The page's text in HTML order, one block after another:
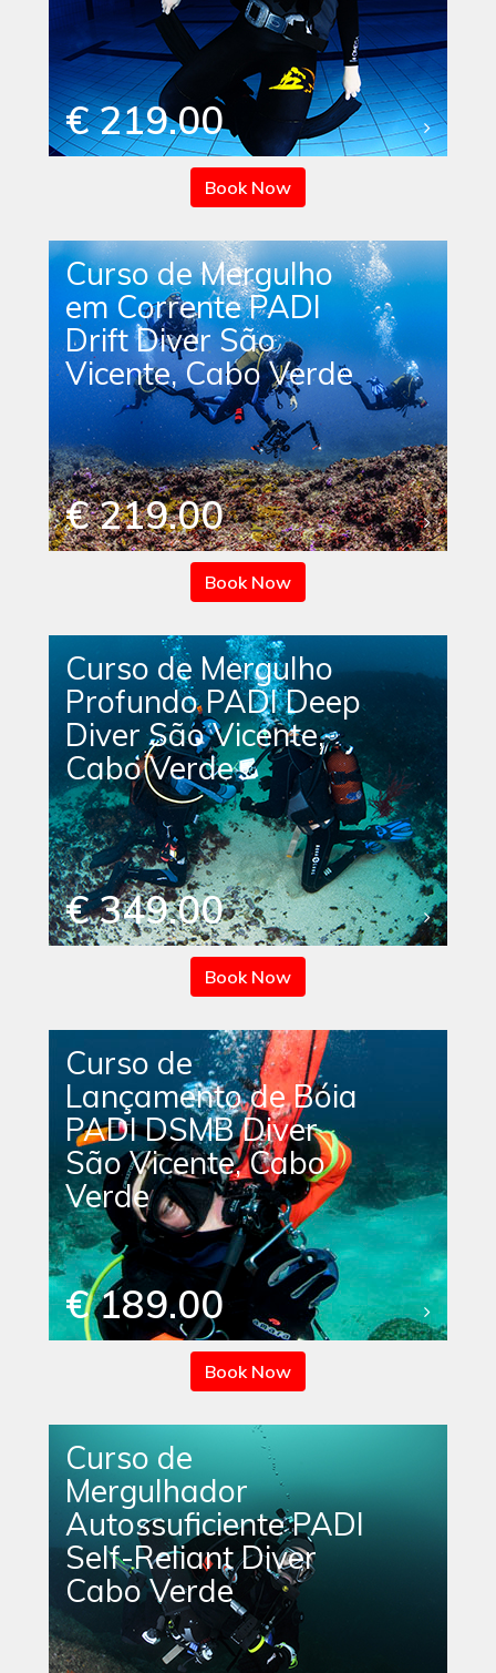
€ 219.00
Book Now
Curso de Mergulho
em Corrente PADI
Drift Diver São
Vicente, Cabo Verde
€ 219.00
Book Now
Curso de Mergulho
Profundo PADI Deep
Diver São Vicente,
Cabo Verde
€ 349.00
Book Now
Curso de
Lançamento de Bóia
PADI DSMB Diver
São Vicente, Cabo
Verde
€ 189.00
Book Now
Curso de
Mergulhador
Autossuficiente PADI
Self-Reliant Diver
Cabo Verde